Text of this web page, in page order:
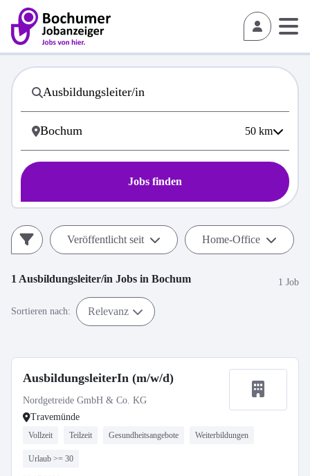
50 km
Jobs finden
Veröffentlicht seit Home-Office
1 Ausbildungsleiter/in Jobs in Bochum 1 Job
Sortieren nach: Relevanz
AusbildungsleiterIn (m/w/d)
Nordgetreide GmbH & Co. KG
Travemünde
Vollzeit Teilzeit Gesundheitsangebote Weiterbildungen
Urlaub >= 30